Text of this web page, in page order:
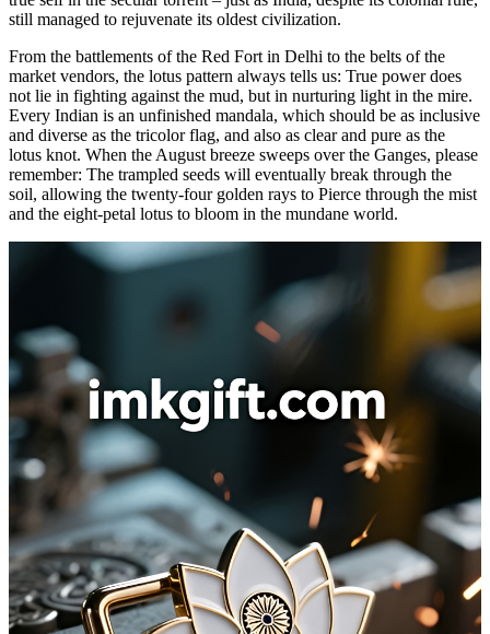
still managed to rejuvenate its oldest civilization.
From the battlements of the Red Fort in Delhi to the belts of the
market vendors, the lotus pattern always tells us: True power does
not lie in fighting against the mud, but in nurturing light in the mire.
Every Indian is an unfinished mandala, which should be as inclusive
and diverse as the tricolor flag, and also as clear and pure as the
lotus knot. When the August breeze sweeps over the Ganges, please
remember: The trampled seeds will eventually break through the
soil, allowing the twenty-four golden rays to Pierce through the mist
and the eight-petal lotus to bloom in the mundane world.